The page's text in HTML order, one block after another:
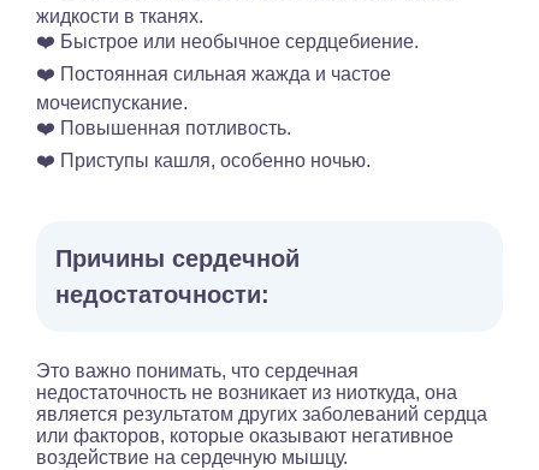
жидкости в тканях.
❤️ Быстрое или необычное сердцебиение.
❤️ Постоянная сильная жажда и частое
мочеиспускание.
❤️ Повышенная потливость.
❤️ Приступы кашля, особенно ночью.
Причины сердечной
недостаточности:
Это важно понимать, что сердечная
недостаточность не возникает из ниоткуда, она
является результатом других заболеваний сердца
или факторов, которые оказывают негативное
воздействие на сердечную мышцу.